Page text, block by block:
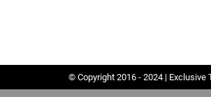
© Copyright 2016 - 2024 | Exclusive